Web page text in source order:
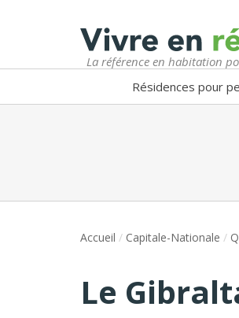
La référence en habitation
Résidences pour
Accueil / Capitale-Nationale /
Le